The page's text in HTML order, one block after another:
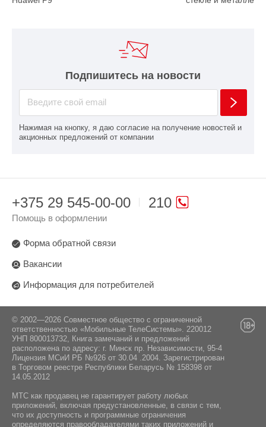
Подпишитесь на новости
Нажимая на кнопку, я даю согласие на получение новостей и
акционных предложений от компании
210
+375 29 545-00-00
Помощь в оформлении
Форма обратной связи
Вакансии
Информация для потребителей
© 2002—2026 Совместное общество с ограниченной
ответственностью «Мобильные ТелеСистемы». 220012
УНП 800013732, Книга замечаний и предложений
расположена по адресу: г. Минск пр. Независимости, 95-4
Лицензия МСиИ РБ №926 от 30.04 .2004. Зарегистрирован
в Торговом реестре Республики Беларусь № 158398 от
14.05.2012
МТС как продавец не гарантирует работу любых
приложений, включая предустановленные, в связи с тем,
что их доступность и программные ограничения
определяются правообладателями таких приложений и